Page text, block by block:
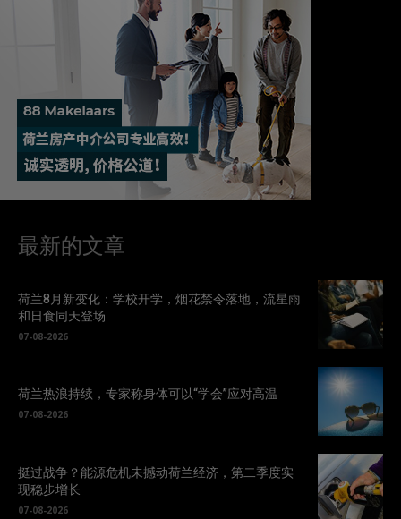
最新的文章
荷兰8月新变化：学校开学，烟花禁令落地，流星雨
和日食同天登场
07-08-2026
荷兰热浪持续，专家称身体可以“学会”应对高温
07-08-2026
挺过战争？能源危机未撼动荷兰经济，第二季度实
现稳步增长
07-08-2026